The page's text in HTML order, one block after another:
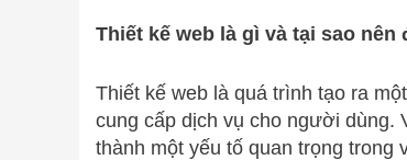
Thiết kế web là gì và tại sao
Thiết kế web là quá trình tạo ra
cung cấp dịch vụ cho người dùng.
thành một yếu tố quan trọng